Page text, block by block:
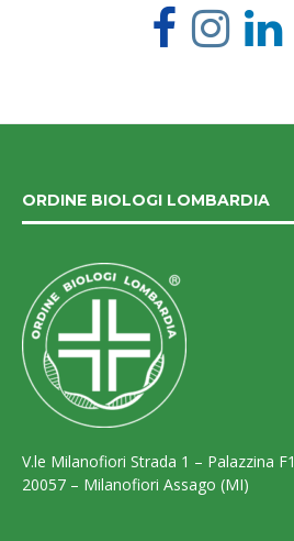
ORDINE BIOLOGI LOMBARDIA
V.le Milanofiori Strada 1 – Palazzina F1
20057 – Milanofiori Assago (MI)